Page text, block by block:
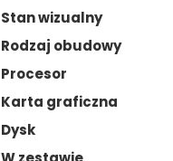
Stan wizualny
Rodzaj obudowy
Procesor
Karta graficzna
Dysk